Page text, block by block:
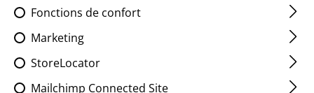
Fonctions de confort
Marketing
StoreLocator
Mailchimp Connected Site